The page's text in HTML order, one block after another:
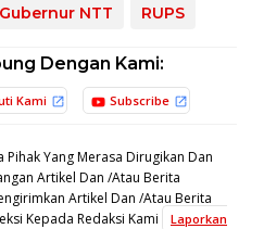
Gubernur NTT RUPS
Dengan Kami:
Kami Subscribe
Pihak Yang Merasa Dirugikan Dan
Artikel Dan /Atau Berita
Artikel Dan /Atau Berita
Kepada Redaksi Kami
Laporkan